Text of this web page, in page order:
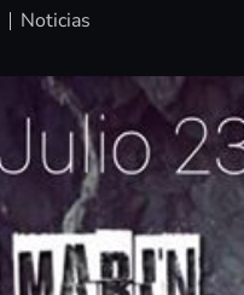
Noticias